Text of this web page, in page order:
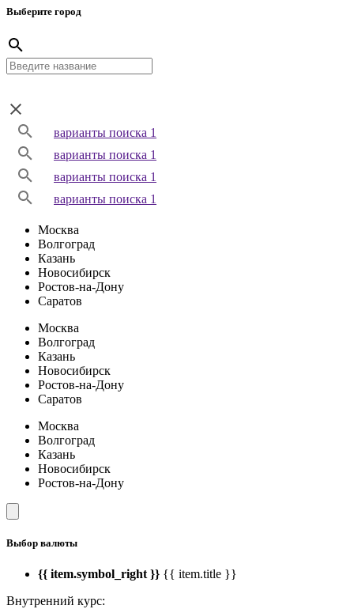
Выберите город
варианты поиска 1
варианты поиска 1
варианты поиска 1
варианты поиска 1
Москва
Волгоград
Казань
Новосибирск
Ростов-на-Дону
Саратов
Москва
Волгоград
Казань
Новосибирск
Ростов-на-Дону
Саратов
Москва
Волгоград
Казань
Новосибирск
Ростов-на-Дону
Выбор валюты
{{ item.symbol_right }} {{ item.title }}
Внутренний курс: